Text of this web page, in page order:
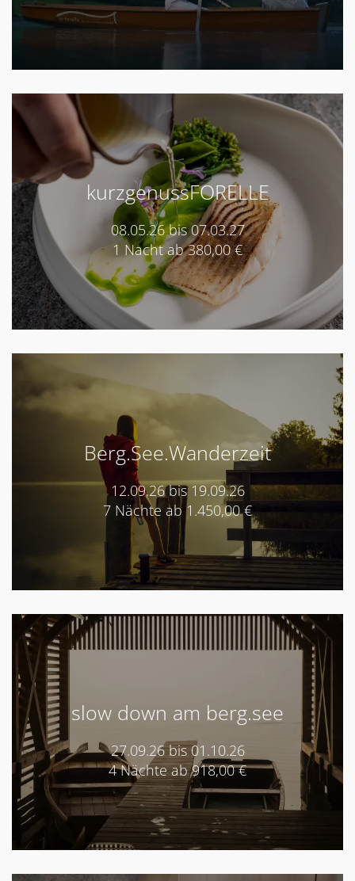
kurzgenussFORELLE
08.05.26 bis 07.03.27
1 Nacht ab 380,00 €
Berg.See.Wanderzeit
12.09.26 bis 19.09.26
7 Nächte ab 1.450,00 €
slow down am berg.see
27.09.26 bis 01.10.26
4 Nächte ab 918,00 €